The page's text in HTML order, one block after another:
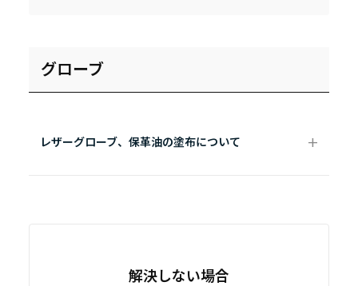
グローブ
レザーグローブ、保革油の塗布について
解決しない場合